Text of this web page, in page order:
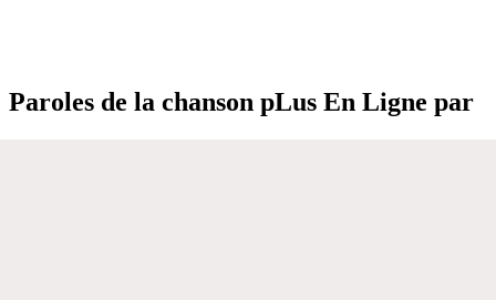
Paroles de la chanson pLus En Ligne par